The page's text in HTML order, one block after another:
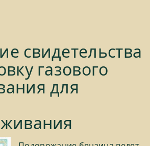
свидетельства
газового
для